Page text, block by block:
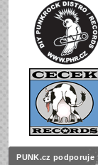
PUNK.cz podporuje